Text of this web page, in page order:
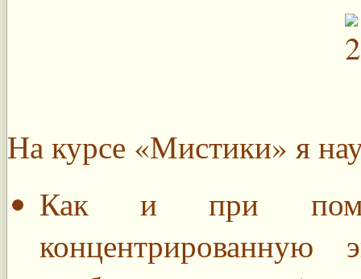
На курсе «Мистики» я
Как и при